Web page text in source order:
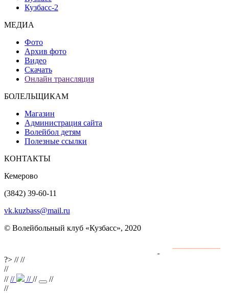
Кузбасс-2
МЕДИА
Фото
Архив фото
Видео
Скачать
Онлайн трансляция
БОЛЕЛЬЩИКАМ
Магазин
Администрация сайта
Волейбол детям
Полезные ссылки
КОНТАКТЫ
Кемерово
(3842) 39-60-11
vk.kuzbass@mail.ru
© Волейбольный клуб «Кузбасс», 2020
?> ////
//
//// ////
//
//